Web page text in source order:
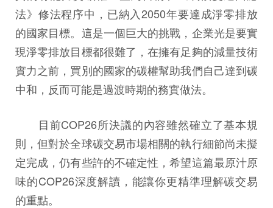
法》修法程序中，已納入2050年要達成淨零排放
的國家目標。這是一個巨大的挑戰，企業光是要實
現淨零排放目標都很難了，在擁有足夠的減量技術
實力之前，買別的國家的碳權幫助我們自己達到碳
中和，反而可能是過渡時期的務實做法。
目前COP26所決議的內容雖然確立了基本規
則，但對於全球碳交易市場相關的執行細節尚未擬
定完成，仍有些許的不確定性，希望這篇最原汁原
味的COP26深度解讀，能讓你更精準理解碳交易
的重點。